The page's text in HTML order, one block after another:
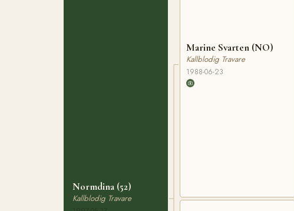
Normdina (52)
Kallblodig Travare
Marine Svarten (NO)
Kallblodig Travare
1988-06-23